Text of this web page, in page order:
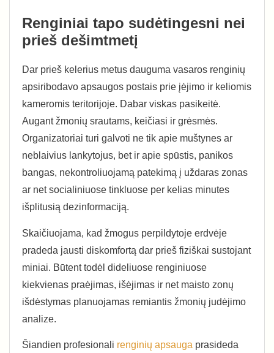
Renginiai tapo sudėtingesni nei
prieš dešimtmetį
Dar prieš kelerius metus dauguma vasaros renginių
apsiribodavo apsaugos postais prie įėjimo ir keliomis
kameromis teritorijoje. Dabar viskas pasikeitė.
Augant žmonių srautams, keičiasi ir grėsmės.
Organizatoriai turi galvoti ne tik apie muštynes ar
neblaivius lankytojus, bet ir apie spūstis, panikos
bangas, nekontroliuojamą patekimą į uždaras zonas
ar net socialiniuose tinkluose per kelias minutes
išplitusią dezinformaciją.
Skaičiuojama, kad žmogus perpildytoje erdvėje
pradeda jausti diskomfortą dar prieš fiziškai sustojant
miniai. Būtent todėl dideliuose renginiuose
kiekvienas praėjimas, išėjimas ir net maisto zonų
išdėstymas planuojamas remiantis žmonių judėjimo
analize.
Šiandien profesionali renginių apsauga prasideda